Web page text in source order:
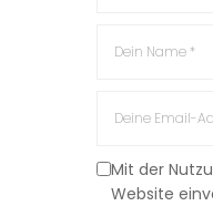
Mit der
Website